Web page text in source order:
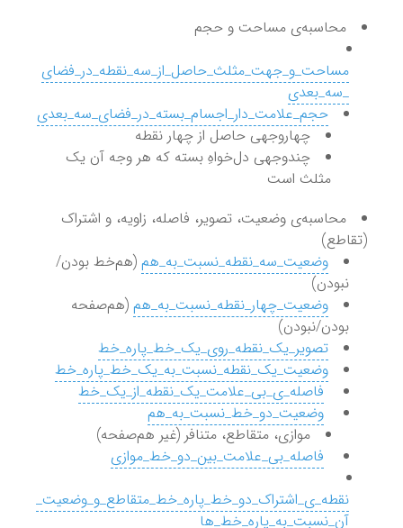
محاسبه‌ی مساحت و حجم
مساحت_و_جهت_مثلث_حاصل_از_سه_نقطه_در_فضای
_سه_بعدی
حجم_علامت_دار_اجسام_بسته_در_فضای_سه_بعدی
چهاروجهی حاصل از چهار نقطه
چندوجهی دل‌خواهِ بسته که هر وجه آن یک
مثلث است
محاسبه‌ی وضعیت، تصویر، فاصله، زاویه، و اشتراک
(تقاطع)
وضعیت_سه_نقطه_نسبت_به_هم (هم‌خط بودن/
نبودن)
وضعیت_چهار_نقطه_نسبت_به_هم (هم‌صفحه
بودن/نبودن)
تصویر_یک_نقطه_روی_یک_خط_پاره_خط
وضعیت_یک_نقطه_نسبت_به_یک_خط_پاره_خط
فاصله_ی_بی_علامت_یک_نقطه_از_یک_خط
وضعیت_دو_خط_نسبت_به_هم
موازی، متقاطع، متنافر (غیر هم‌صفحه)
فاصله_بی_علامت_بین_دو_خط_موازی
نقطه_ی_اشتراک_دو_خط_پاره_خط_متقاطع_و_وضعیت_
آن_نسبت_به_پاره_خط_ها